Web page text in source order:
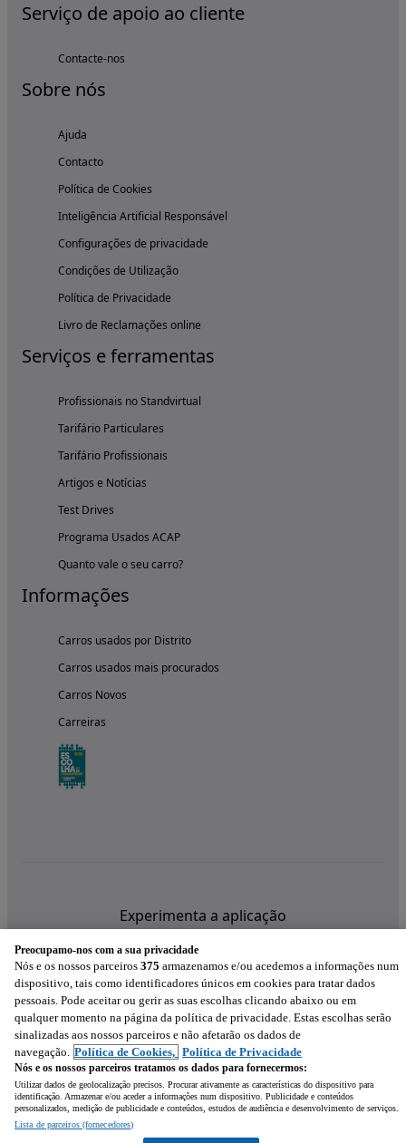
Serviço de apoio ao cliente
Contacte-nos
Sobre nós
Ajuda
Contacto
Política de Cookies
Inteligência Artificial Responsável
Configurações de privacidade
Condições de Utilização
Política de Privacidade
Livro de Reclamações online
Serviços e ferramentas
Profissionais no Standvirtual
Tarifário Particulares
Tarifário Profissionais
Artigos e Notícias
Test Drives
Programa Usados ACAP
Quanto vale o seu carro?
Informações
Carros usados por Distrito
Carros usados mais procurados
Carros Novos
Carreiras
Experimenta a aplicação
Preocupamo-nos com a sua privacidade
Nós e os nossos parceiros 375 armazenamos e/ou acedemos a informações num
dispositivo, tais como identificadores únicos em cookies para tratar dados
pessoais. Pode aceitar ou gerir as suas escolhas clicando abaixo ou em
qualquer momento na página da política de privacidade. Estas escolhas serão
sinalizadas aos nossos parceiros e não afetarão os dados de
navegação. Política de Cookies, Política de Privacidade
Nós e os nossos parceiros tratamos os dados para fornecermos:
Utilizar dados de geolocalização precisos. Procurar ativamente as características do dispositivo para
identificação. Armazenar e/ou aceder a informações num dispositivo. Publicidade e conteúdos
personalizados, medição de publicidade e conteúdos, estudos de audiência e desenvolvimento de serviços.
Lista de parceiros (fornecedores)